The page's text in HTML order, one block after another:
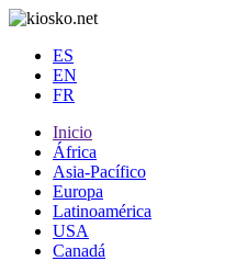
ES
EN
FR
Inicio
África
Asia-Pacífico
Europa
Latinoamérica
USA
Canadá